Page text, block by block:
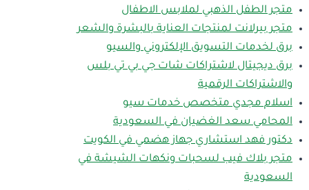
متجر الطفل الذهبي لملابس الاطفال
متجر بيرلانت لمنتجات العناية بالبشرة والشعر
برق لخدمات التسويق الإلكتروني والسيو
برق ديجيتال لاشتراكات شات جي بي تي بلس
والاشتراكات الرقمية
اسلام مجدي متخصص خدمات سيو
المحامي سعد الغضيان في السعودية
دكتور فهد استشاري جهاز هضمي في الكويت
متجر بلاك فيب لسحبات ونكهات الشيشة في
السعودية